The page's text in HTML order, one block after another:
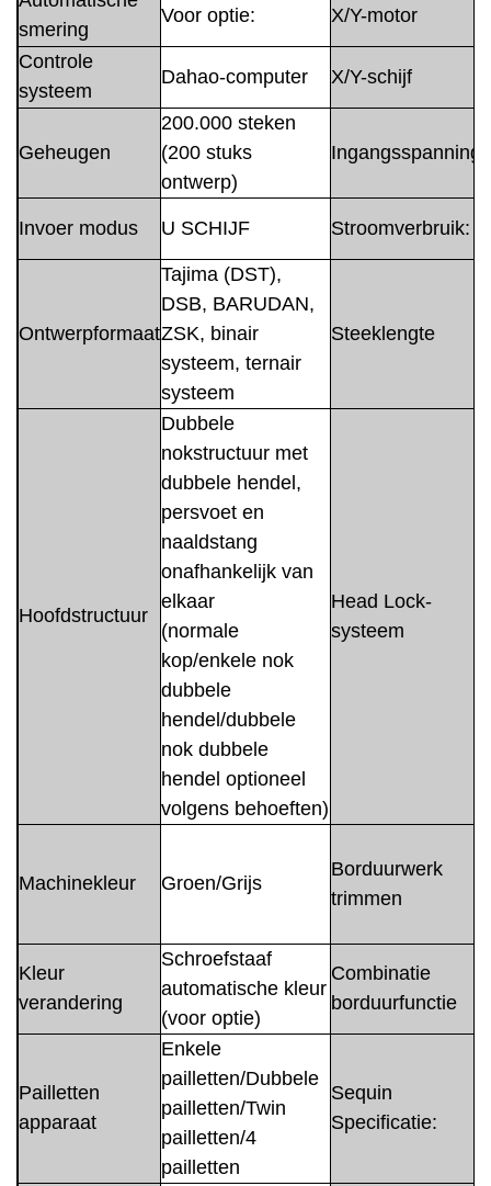
smering
Voor optie: X/Y-motor
Controle
systeem
Dahao-computer X/Y-schijf
Geheugen
200.000 steken
(200 stuks
ontwerp)
Ingangsspanning
Invoer modus U SCHIJF Stroomverbruik:
Ontwerpformaat
Tajima (DST),
DSB, BARUDAN,
ZSK, binair
systeem, ternair
systeem
Steeklengte
Hoofdstructuur
Dubbele
nokstructuur met
dubbele hendel,
persvoet en
naaldstang
onafhankelijk van
elkaar
(normale
kop/enkele nok
dubbele
hendel/dubbele
nok dubbele
hendel optioneel
volgens behoeften)
Head Lock-
systeem
Machinekleur Groen/Grijs
Borduurwerk
trimmen
Kleur
verandering
Schroefstaaf
automatische kleur
(voor optie)
Combinatie
borduurfunctie
Pailletten
apparaat
Enkele
pailletten/Dubbele
pailletten/Twin
pailletten/4
pailletten
Sequin
Specificatie: